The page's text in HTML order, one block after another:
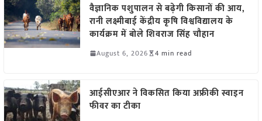
वैज्ञानिक पशुपालन से बढ़ेगी किसानों की आय,
रानी लक्ष्मीबाई केंद्रीय कृषि विश्वविद्यालय के
कार्यक्रम में बोले शिवराज सिंह चौहान
August 6, 2026 4 min read
आईसीएआर ने विकसित किया अफ्रीकी स्वाइन
फीवर का टीका